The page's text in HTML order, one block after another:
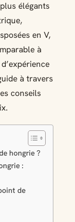
élégants
en V,
à
à travers
conseils
hongrie ?
:
de